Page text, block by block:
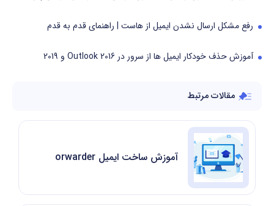
رفع مشکل ارسال نشدن ایمیل از هاست | راهنمای قدم به قدم
آموزش حذف خودکار ایمیل ها از سرور در Outlook 2016 و 2019
مقالات مرتبط
آموزش ساخت ایمیل Forwarder در سی پنل cPanel